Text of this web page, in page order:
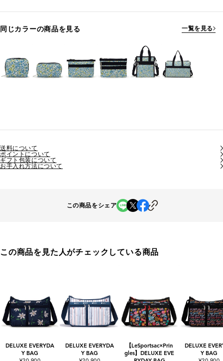
同じカラーの商品を見る 一覧を見る
送料について
ポイントについて
ギフト包装について
お手入れ方法について
この商品をシェア
この商品を見た人がチェックしている商品
DELUXE EVERYDA
Y BAG
DELUXE EVERYDA
Y BAG
【LeSportsac×Prin
gles】DELUXE EVE
DELUXE
Y BAG